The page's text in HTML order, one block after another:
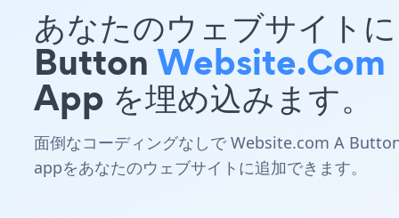
あなたのウェブサイト
ButtonWebsite.com
App を埋め込みます。
面倒なコーディングなしで Website.com A
appをあなたのウェブサイトに追加できます。